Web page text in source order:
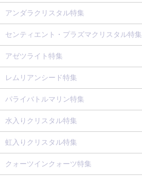
アンダラクリスタル特集
センティエント・プラズマクリスタル特集
アゼツライト特集
レムリアンシード特集
パライバトルマリン特集
水入りクリスタル特集
虹入りクリスタル特集
クォーツインクォーツ特集